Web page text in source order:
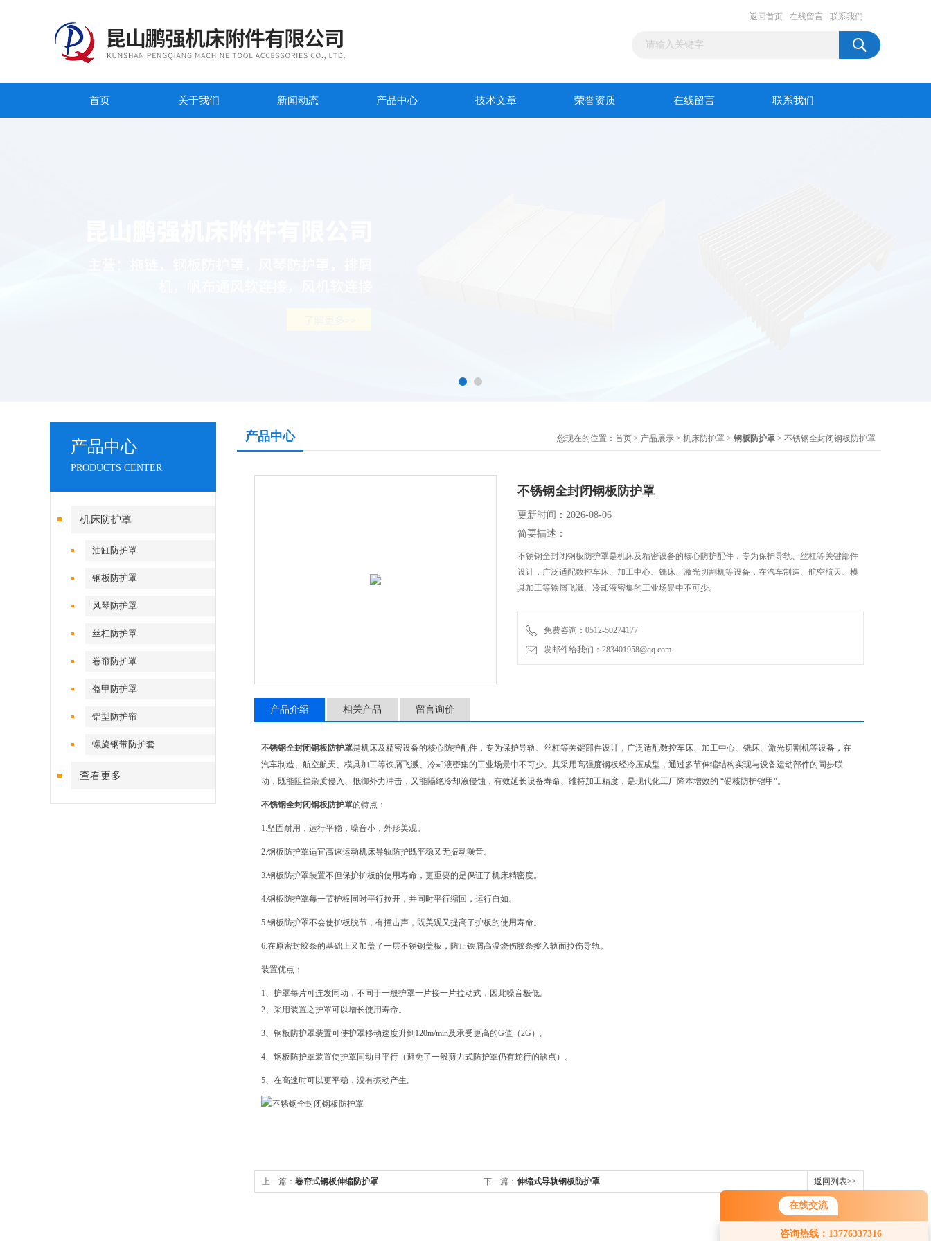
在线交流
咨询热线：13776337316
返回首页 在线留言 联系我们
首页 关于我们 新闻动态 产品中心 技术文章 荣誉资质 在线留言 联系我们
产品中心
PRODUCTS CENTER
机床防护罩
油缸防护罩
钢板防护罩
风琴防护罩
丝杠防护罩
卷帘防护罩
盔甲防护罩
铝型防护帘
螺旋钢带防护套
查看更多
产品中心 您现在的位置： 首页 > 产品展示 > 机床防护罩 > 钢板防护罩 > 不锈钢全封闭钢板防护罩
不锈钢全封闭钢板防护罩
更新时间：2026-08-06
简要描述：
不锈钢全封闭钢板防护罩是机床及精密设备的核心防护配件，专为保护导轨、丝杠等关键部件
设计，广泛适配数控车床、加工中心、铣床、激光切割机等设备，在汽车制造、航空航天、模
具加工等铁屑飞溅、冷却液密集的工业场景中不可少。
免费咨询：0512-50274177
发邮件给我们：283401958@qq.com
产品介绍 相关产品 留言询价
不锈钢全封闭钢板防护罩是机床及精密设备的核心防护配件，专为保护导轨、丝杠等关键部件设计，广泛适配数控车床、加工中心、铣床、激光切割机等设备，在
汽车制造、航空航天、模具加工等铁屑飞溅、冷却液密集的工业场景中不可少。其采用高强度钢板经冷压成型，通过多节伸缩结构实现与设备运动部件的同步联
动，既能阻挡杂质侵入、抵御外力冲击，又能隔绝冷却液侵蚀，有效延长设备寿命、维持加工精度，是现代化工厂降本增效的 “硬核防护铠甲"。
不锈钢全封闭钢板防护罩的特点：
1.坚固耐用，运行平稳，噪音小，外形美观。
2.钢板防护罩适宜高速运动机床导轨防护既平稳又无振动噪音。
3.钢板防护罩装置不但保护护板的使用寿命，更重要的是保证了机床精密度。
4.钢板防护罩每一节护板同时平行拉开，并同时平行缩回，运行自如。
5.钢板防护罩不会使护板脱节，有撞击声，既美观又提高了护板的使用寿命。
6.在原密封胶条的基础上又加盖了一层不锈钢盖板，防止铁屑高温烧伤胶条擦入轨面拉伤导轨。
装置优点：
1、护罩每片可连发同动，不同于一般护罩一片接一片拉动式，因此噪音极低。
2、采用装置之护罩可以增长使用寿命。
3、钢板防护罩装置可使护罩移动速度升到120m/min及承受更高的G值（2G）。
4、钢板防护罩装置使护罩同动且平行（避免了一般剪力式防护罩仍有蛇行的缺点）。
5、在高速时可以更平稳，没有振动产生。
上一篇： 卷帘式钢板伸缩防护罩 下一篇： 伸缩式导轨钢板防护罩 返回列表>>